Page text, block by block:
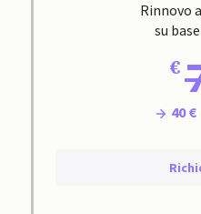
Rinnovo
su
40 €